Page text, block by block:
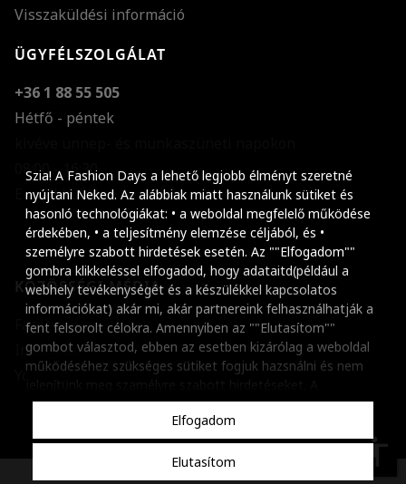
Szia! A Fashion Days a lehető legjobb élményt szeretné
nyújtani Neked. Az alábbiak miatt használunk sütiket és
hasonló technológiákat: • a weboldal megfelelő működése
érdekében, • a teljesítmény elemzése céljából, és •
személyre szabott hirdetések esetén. Az ""Elfogadom""
gombra klikkeléssel elfogadod, hogy adataitd(például a
webhely tevékenységét és a készülékkel kapcsolatos
információkat) akár mi, akár partnereink felhasználhatják a
fent felsorolt célokra. Amennyiben az ""Elutasítom""
gombot választod, ebben az esetben kizárólag a weboldal
működéséhez szükséges sütiket fogjuk hazsnálni és nem
beállításaidat bármikor módosíthatod, a ""Beállítások
kezelése"" gombra kattintva. Tudj meg többet
szabályzatunkról.
Elfogadom
Elutasítom
Visszaküldési információ
ÜGYFÉLSZOLGÁLAT
+36 1 88 55 505
Hétfő - péntek
08:00 - 16:30
E-mail küldése
KÖZÖSSÉGI MÉDIA
Facebook
Instagram
Youtube
accessibility
Szöveg méretének
Szóköz növelése
Szóköz csökkentése
Sortávolság
Sortávolság
Színek invertálása
Szürke
Nagy kurzor